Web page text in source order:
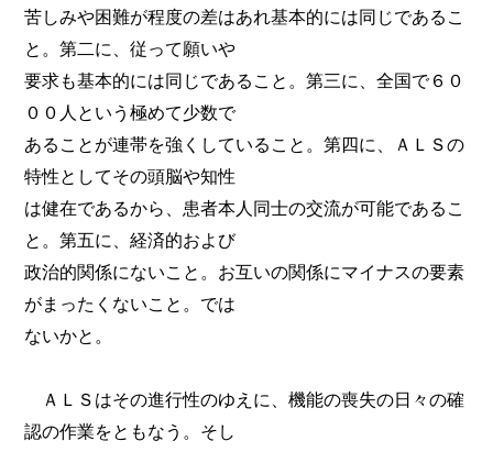
苦しみや困難が程度の差はあれ基本的には同じであるこ
と。第二に、従って願いや
要求も基本的には同じであること。第三に、全国で６０
００人という極めて少数で
あることが連帯を強くしていること。第四に、ＡＬＳの
特性としてその頭脳や知性
は健在であるから、患者本人同士の交流が可能であるこ
と。第五に、経済的および
政治的関係にないこと。お互いの関係にマイナスの要素
がまったくないこと。では
ないかと。
ＡＬＳはその進行性のゆえに、機能の喪失の日々の確
認の作業をともなう。そし